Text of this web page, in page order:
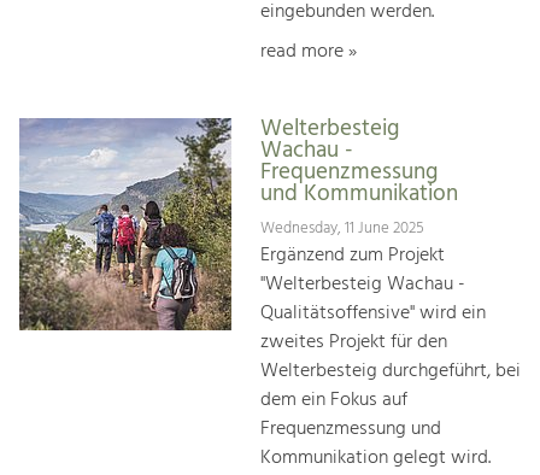
eingebunden werden.
read more »
Welterbesteig
Wachau -
Frequenzmessung
und Kommunikation
Wednesday, 11 June 2025
Ergänzend zum Projekt
"Welterbesteig Wachau -
Qualitätsoffensive" wird ein
zweites Projekt für den
Welterbesteig durchgeführt, bei
dem ein Fokus auf
Frequenzmessung und
Kommunikation gelegt wird.